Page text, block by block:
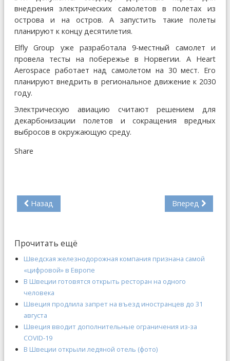
внедрения электрических самолетов в полетах из
острова и на остров. А запустить такие полеты
планируют к концу десятилетия.
Elfly Group уже разработала 9-местный самолет и
провела тесты на побережье в Норвегии. А Heart
Aerospace работает над самолетом на 30 мест. Его
планируют внедрить в региональное движение к 2030
году.
Электрическую авиацию считают решением для
декарбонизации полетов и сокращения вредных
выбросов в окружающую среду.
Share
Назад Вперед
Прочитать ещё
Шведская железнодорожная компания признана самой
«цифровой» в Европе
В Швеции готовятся открыть ресторан на одного
человека
Швеция продлила запрет на въезд иностранцев до 31
августа
Швеция вводит дополнительные ограничения из-за
COVID-19
В Швеции открыли ледяной отель (фото)